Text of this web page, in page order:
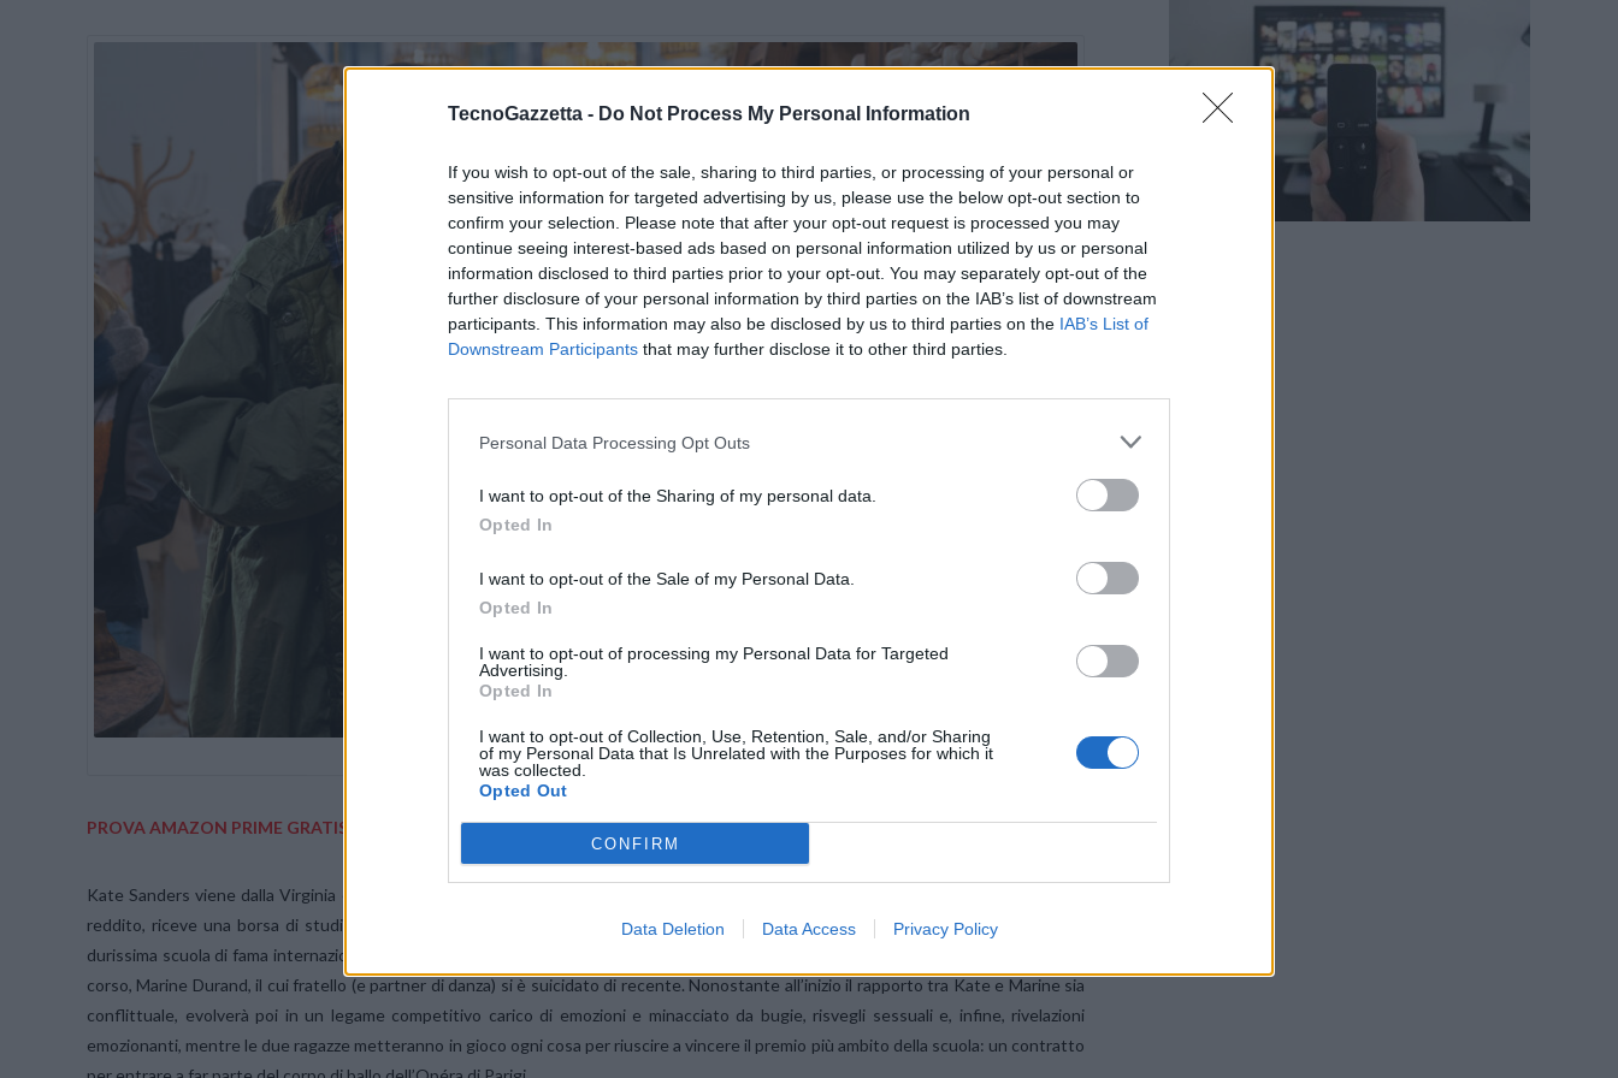
TecnoGazzetta - Do Not Process My Personal Information
If you wish to opt-out of the sale, sharing to third parties, or processing of your personal or
sensitive information for targeted advertising by us, please use the below opt-out section to
confirm your selection. Please note that after your opt-out request is processed you may
continue seeing interest-based ads based on personal information utilized by us or personal
information disclosed to third parties prior to your opt-out. You may separately opt-out of the
further disclosure of your personal information by third parties on the IAB’s list of downstream
participants. This information may also be disclosed by us to third parties on the IAB’s List of
Downstream Participants that may further disclose it to other third parties.
Personal Data Processing Opt Outs
I want to opt-out of the Sharing of my personal data.
Opted In
I want to opt-out of the Sale of my Personal Data.
Opted In
I want to opt-out of processing my Personal Data for Targeted
Advertising.
Opted In
I want to opt-out of Collection, Use, Retention, Sale, and/or Sharing
of my Personal Data that Is Unrelated with the Purposes for which it
was collected.
Opted Out
CONFIRM
Data Deletion Data Access Privacy Policy
L TO R: DIANA SILVERS AND KRISTINE FROSETH IN BIRDS OF PARADISE.
PROVA AMAZON PRIME GRATIS
Kate Sanders viene dalla Virginia ed è un’aspirante ballerina talentuosa e ambiziosa con modi da maschiaccio, che, avendo un basso
reddito, riceve una borsa di studio per frequentare una prestigiosa scuola di danza classica a Parigi, in Francia. All’arrivo presso la
durissima scuola di fama internazionale, la sua sicurezza e forza emotiva sono messe alla prova da una bella e misteriosa compagna di
corso, Marine Durand, il cui fratello (e partner di danza) si è suicidato di recente. Nonostante all’inizio il rapporto tra Kate e Marine sia
conflittuale, evolverà poi in un legame competitivo carico di emozioni e minacciato da bugie, risvegli sessuali e, infine, rivelazioni
emozionanti, mentre le due ragazze metteranno in gioco ogni cosa per riuscire a vincere il premio più ambito della scuola: un contratto